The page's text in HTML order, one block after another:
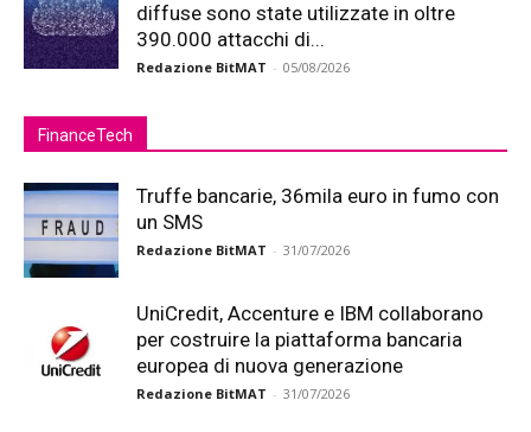
diffuse sono state utilizzate in oltre
390.000 attacchi di...
Redazione BitMAT - 05/08/2026
FinanceTech
Truffe bancarie, 36mila euro in fumo con
un SMS
Redazione BitMAT - 31/07/2026
UniCredit, Accenture e IBM collaborano
per costruire la piattaforma bancaria
europea di nuova generazione
Redazione BitMAT - 31/07/2026